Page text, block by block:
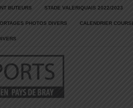
BUTEURS STADE VALERIQUAIS 2022/2023
PHOTOS DIVERS CALENDRIER